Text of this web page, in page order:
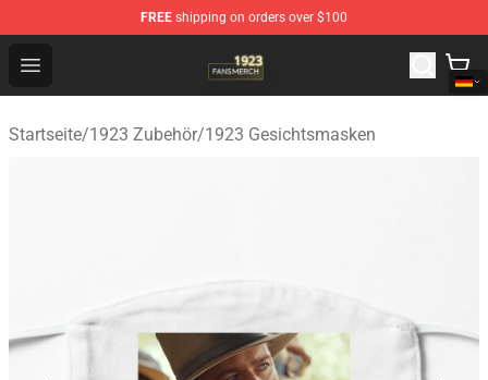
FREE shipping on orders over $100
Open menu
1923 Shop - Official 1923 Merchandise Store
Startseite/1923 Zubehör/1923 Gesichtsmasken